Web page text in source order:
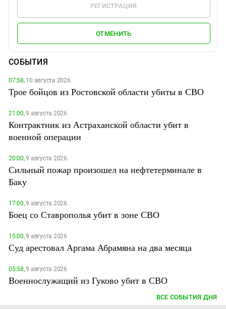
РЕГИСТРАЦИЯ
ОТМЕНИТЬ
СОБЫТИЯ
07:58,10 августа 2026
Трое бойцов из Ростовской области убиты в СВО
21:00,9 августа 2026
Контрактник из Астраханской области убит в
военной операции
20:00,9 августа 2026
Сильный пожар произошел на нефтетерминале в
Баку
17:00,9 августа 2026
Боец со Ставрополья убит в зоне СВО
15:00,9 августа 2026
Суд арестовал Аргама Абрамяна на два месяца
05:58,9 августа 2026
Военнослужащий из Гуково убит в СВО
ВСЕ СОБЫТИЯ ДНЯ